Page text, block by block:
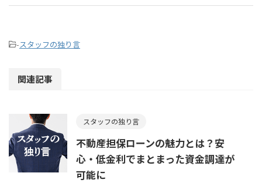
-スタッフの独り言
関連記事
スタッフの独り言
不動産担保ローンの魅力とは？安
心・低金利でまとまった資金調達が
可能に